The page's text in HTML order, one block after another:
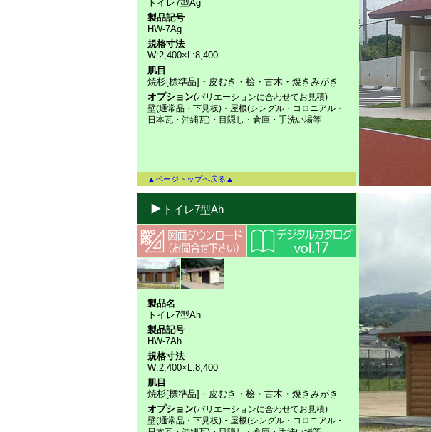
トイレ7型Ag
製品記号
HW-7Ag
規格寸法
W:2,400×L:8,400
肌目
焼杉[標準品]・皮むき・桧・古木・焼きみがき
オプション(バリエーションに合わせてお見積)
壁(通常品・下見板)・屋根(シングル・コロニアル・
日本瓦・沖縄瓦)・目隠し・倉庫・手洗い場等
▲ページトップへ戻る▲
トイレ7型Ah
製品名
トイレ7型Ah
製品記号
HW-7Ah
規格寸法
W:2,400×L:8,400
肌目
焼杉[標準品]・皮むき・桧・古木・焼きみがき
オプション(バリエーションに合わせてお見積)
壁(通常品・下見板)・屋根(シングル・コロニアル・